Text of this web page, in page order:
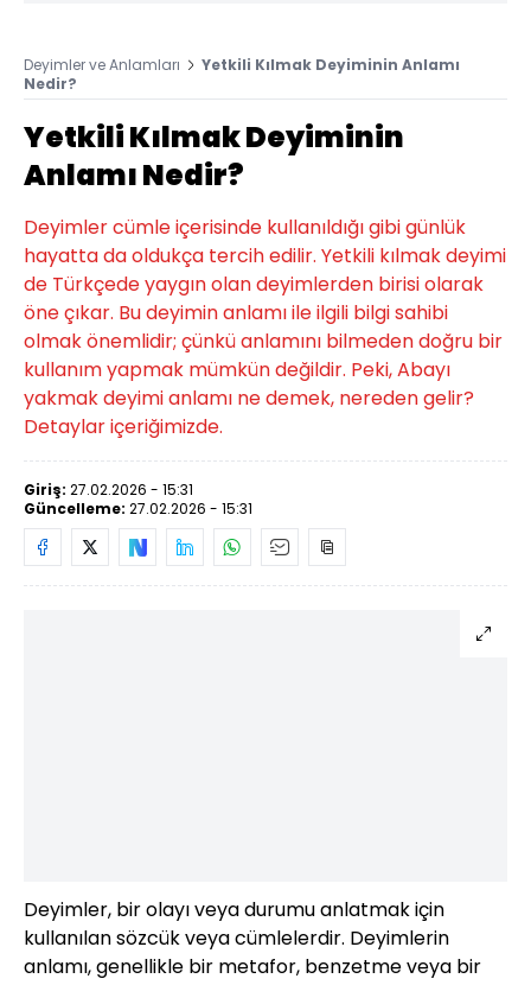
Deyimler ve Anlamları
Yetkili Kılmak Deyiminin Anlamı
Nedir?
Yetkili Kılmak Deyiminin
Anlamı Nedir?
Deyimler cümle içerisinde kullanıldığı gibi günlük
hayatta da oldukça tercih edilir. Yetkili kılmak deyimi
de Türkçede yaygın olan deyimlerden birisi olarak
öne çıkar. Bu deyimin anlamı ile ilgili bilgi sahibi
olmak önemlidir; çünkü anlamını bilmeden doğru bir
kullanım yapmak mümkün değildir. Peki, Abayı
yakmak deyimi anlamı ne demek, nereden gelir?
Detaylar içeriğimizde.
Giriş: 27.02.2026 - 15:31
Güncelleme: 27.02.2026 - 15:31
Deyimler, bir olayı veya durumu anlatmak için
kullanılan sözcük veya cümlelerdir. Deyimlerin
anlamı, genellikle bir metafor, benzetme veya bir